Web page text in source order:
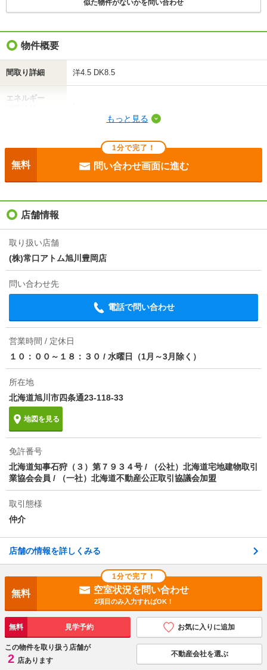
似た物件がないかを問い合わせ
物件概要
間取り詳細 洋4.5 DK8.5
エネルギー
目安光熱費
入居
損保 1.6万円2年
仲介手数料
2026/08/07
次回更新予定日 2026/08/15
もっと見る
1分で完了！
無料 問い合わせ画面に進む
店舗情報
取り扱い店舗
(株)常口アトム旭川豊岡店
問い合わせ先
電話で問い合わせ
営業時間 / 定休日
１０：００～１８：３０ / 水曜日（1月～3月除く）
所在地
北海道旭川市四条通23-118-33
地図を見る
免許番号
北海道知事石狩（３）第７９３４号 / （公社）北海道宅地建物取引
業協会会員 / （一社）北海道不動産公正取引協議会加盟
取引態様
仲介
店舗の情報を詳しくみる
1分で完了！
無料 空室状況を問い合わせ
2項目のみ入力すればOK！
無料 見学予約 お気に入りに追加
この物件を取り扱う店舗が
2 店あります
不動産会社を選ぶ